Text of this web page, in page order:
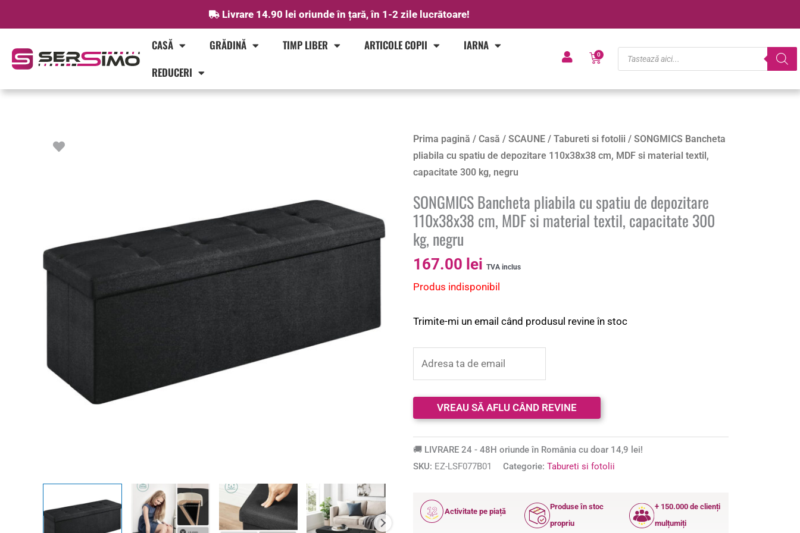
Livrare 14.90 lei oriunde în țară, în 1-2 zile lucrătoare!
CASĂ GRĂDINĂ TIMP LIBER ARTICOLE COPII
IARNA
REDUCERI
0
Cart
Products
search
Prima pagină /Casă /SCAUNE /Tabureti si fotolii / SONGMICS Bancheta
pliabila cu spatiu de depozitare 110x38x38 cm, MDF si material textil,
capacitate 300 kg, negru
SONGMICS Bancheta pliabila cu spatiu de depozitare
110x38x38 cm, MDF si material textil, capacitate 300
kg, negru
167.00 lei TVA inclus
Produs indisponibil
Trimite-mi un email când produsul revine în stoc
🚚 LIVRARE 24 - 48H oriunde în România cu doar 14,9 lei!
SKU: EZ-LSF077B01 Categorie:Tabureti si fotolii
12
ANI
Activitate pe piață
Produse în stoc
propriu
+ 150.000 de clienți
mulțumiți